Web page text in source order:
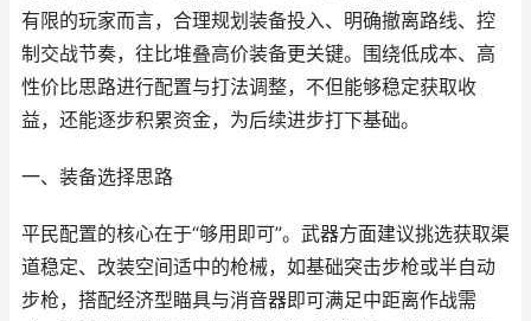
有限的玩家而言，合理规划装备投入、明确撤离路线、控
制交战节奏，往比堆叠高价装备更关键。围绕低成本、高
性价比思路进行配置与打法调整，不但能够稳定获取收
益，还能逐步积累资金，为后续进步打下基础。
一、装备选择思路
平民配置的核心在于“够用即可”。武器方面建议挑选获取渠
道稳定、改装空间适中的枪械，如基础突击步枪或半自动
步枪，搭配经济型瞄具与消音器即可满足中距离作战需